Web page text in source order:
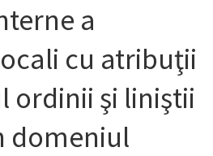
a
cu atribuţii
ordinii şi liniştii
domeniul